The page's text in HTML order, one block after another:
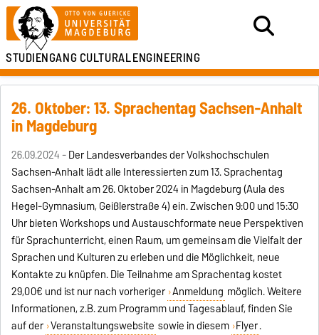
STUDIENGANGCULTURALENGINEERING
26. Oktober: 13. Sprachentag Sachsen-Anhalt
in Magdeburg
26.09.2024 -Der Landesverbandes der Volkshochschulen
Sachsen-Anhalt lädt alle Interessierten zum 13. Sprachentag
Sachsen-Anhalt am 26. Oktober 2024 in Magdeburg (Aula des
Hegel-Gymnasium, Geißlerstraße 4) ein. Zwischen 9:00 und 15:30
Uhr bieten Workshops und Austauschformate neue Perspektiven
für Sprachunterricht, einen Raum, um gemeinsam die Vielfalt der
Sprachen und Kulturen zu erleben und die Möglichkeit, neue
Kontakte zu knüpfen. Die Teilnahme am Sprachentag kostet
29,00€ und ist nur nach vorheriger Anmeldung möglich. Weitere
Informationen, z.B. zum Programm und Tagesablauf, finden Sie
auf der Veranstaltungswebsite sowie in diesem Flyer.